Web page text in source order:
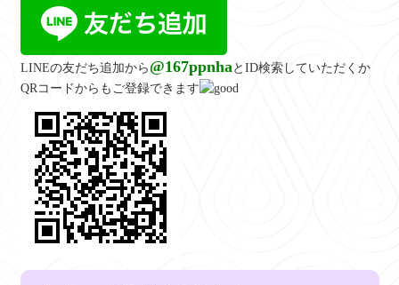
LINEの友だち追加から @167ppnha とID検索していただくか
QRコードからもご登録できます